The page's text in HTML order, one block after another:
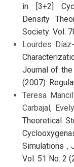
in [3+2]
Density
Society: Vol.
Lourdes
Journal of
(2007):
Teresa
Carbajal,
Theoretical
Simulations ,
Vol. 51 No. 2